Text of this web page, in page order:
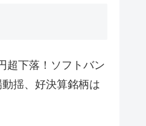
超下落！ソフトバン
揺、好決算銘柄は